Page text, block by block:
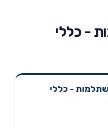
- כללי
- כללי